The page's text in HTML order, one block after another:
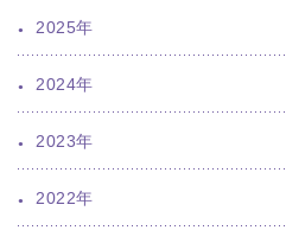
2025年
2024年
2023年
2022年